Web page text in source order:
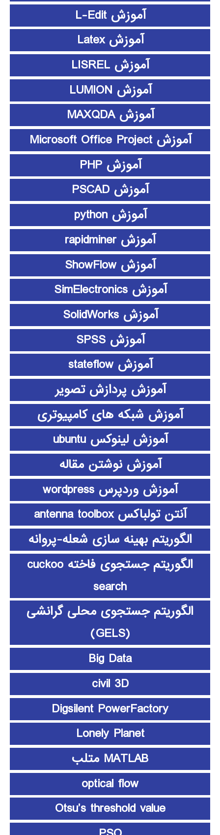
آموزش L-Edit
آموزش Latex
آموزش LISREL
آموزش LUMION
آموزش MAXQDA
آموزش Microsoft Office Project
آموزش PHP
آموزش PSCAD
آموزش python
آموزش rapidminer
آموزش ShowFlow
آموزش SimElectronics
آموزش SolidWorks
آموزش SPSS
آموزش stateflow
آموزش پردازش تصویر
آموزش شبکه های کامپیوتری
آموزش لینوکس ubuntu
آموزش نوشتن مقاله
آموزش وردپرس wordpress
آنتن تولباکس antenna toolbox
الگوریتم بهینه سازی شعله-پروانه
الگوریتم جستجوی فاخته cuckoo
search
الگوریتم جستجوی محلی گرانشی
(GELS)
Big Data
civil 3D
Digsilent PowerFactory
Lonely Planet
MATLAB متلب
optical flow
Otsu’s threshold value